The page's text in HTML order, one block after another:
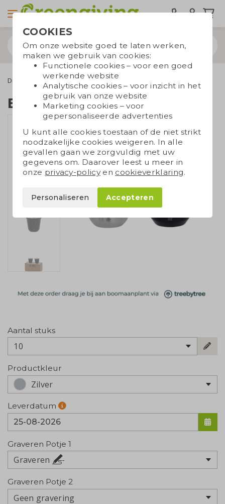
Drinkwaren Glazen en karaffen
Beker set
Aantal stuks
10
Productkleur
Zilver
Leverdatum
Graveren Potje 1
Graveren
Graveren Potje 2
Geen gravering
COOKIES
Om onze website goed te laten werken,
maken we gebruik van cookies:
Functionele cookies – voor een goed
werkende website
Analytische cookies – voor inzicht in het
gebruik van onze website
Marketing cookies – voor
gepersonaliseerde advertenties
U kunt alle cookies toestaan of de niet strikt
noodzakelijke cookies weigeren. In alle
gevallen gaan we zorgvuldig met uw
gegevens om. Daarover leest u meer in
onze privacy-policyen cookieverklaring.
Personaliseren Accepteren